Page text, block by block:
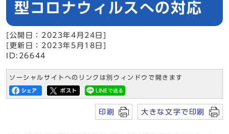
型コロナウィルスへの対応
[公開日：2023年4月24日]
[更新日：2023年5月18日]
ID:26644
ソーシャルサイトへのリンクは別ウィンドウで開きます
印刷 大きな文字で印刷